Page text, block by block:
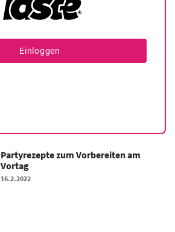
Einloggen
Partyrezepte zum Vorbereiten am
Vortag
16.2.2022